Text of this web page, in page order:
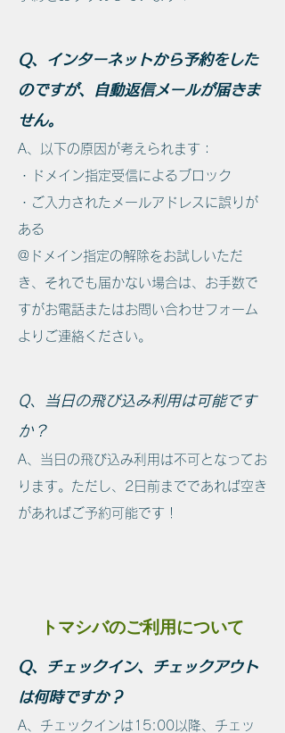
Q、インターネットから予約をした
のですが、自動返信メールが届きま
せん。
A、以下の原因が考えられます：
・ドメイン指定受信によるブロック
・ご入力されたメールアドレスに誤りが
ある
@ドメイン指定の解除をお試しいただ
き、それでも届かない場合は、お手数で
すがお電話またはお問い合わせフォーム
よりご連絡ください。
Q、当日の飛び込み利用は可能です
か？
A、当日の飛び込み利用は不可となってお
ります。ただし、2日前までであれば空き
があればご予約可能です！
トマシバのご利用について
Q、チェックイン、チェックアウト
は何時ですか？
A、チェックインは15:00以降、チェッ